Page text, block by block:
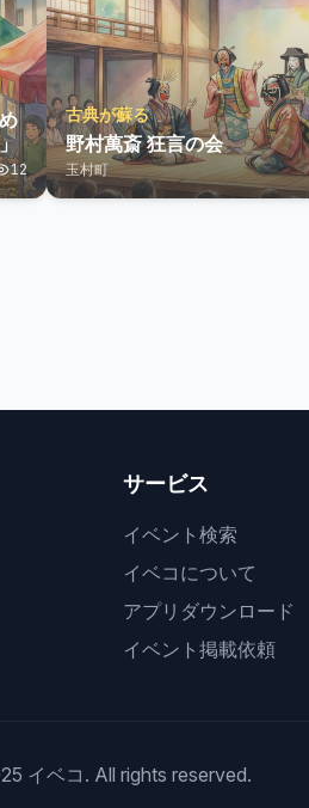
12
古典が蘇る
野村萬斎 狂言の会
玉村町
サービス
イベント検索
イベコについて
アプリダウンロード
イベント掲載依頼
イベコ. All rights reserved.